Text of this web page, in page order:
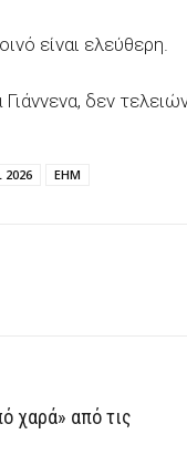
είναι ελεύθερη.
Γιάννενα, δεν
2026 ΕΗΜ
χαρά» από τις